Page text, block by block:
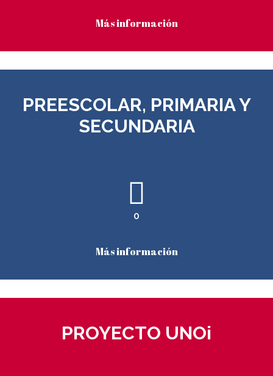
Más información
PREESCOLAR, PRIMARIA Y
SECUNDARIA
0
Más información
PROYECTO UNOi